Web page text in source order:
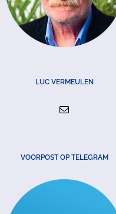
LUC VERMEULEN
VOORPOST OP TELEGRAM